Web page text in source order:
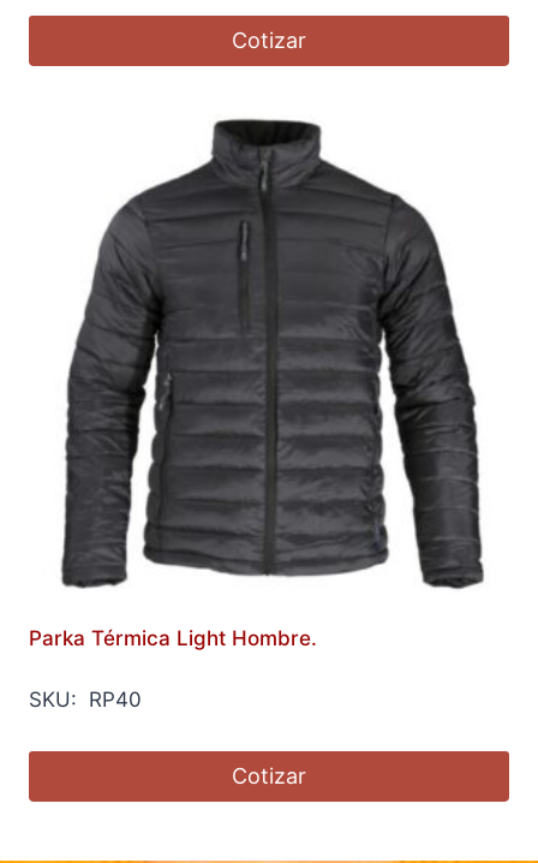
Cotizar
Parka Térmica Light Hombre.
SKU: RP40
Cotizar